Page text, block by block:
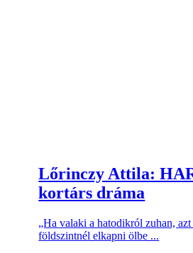
Lőrinczy Attila:
kortárs dráma
„Ha valaki a hatodikról zuhan, azt
földszintnél elkapni ölbe ...